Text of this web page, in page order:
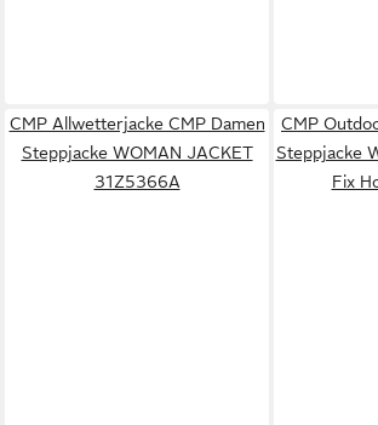
CMP Allwetterjacke CMP Damen
Steppjacke WOMAN JACKET
31Z5366A
CMP
Steppjacke
Fix